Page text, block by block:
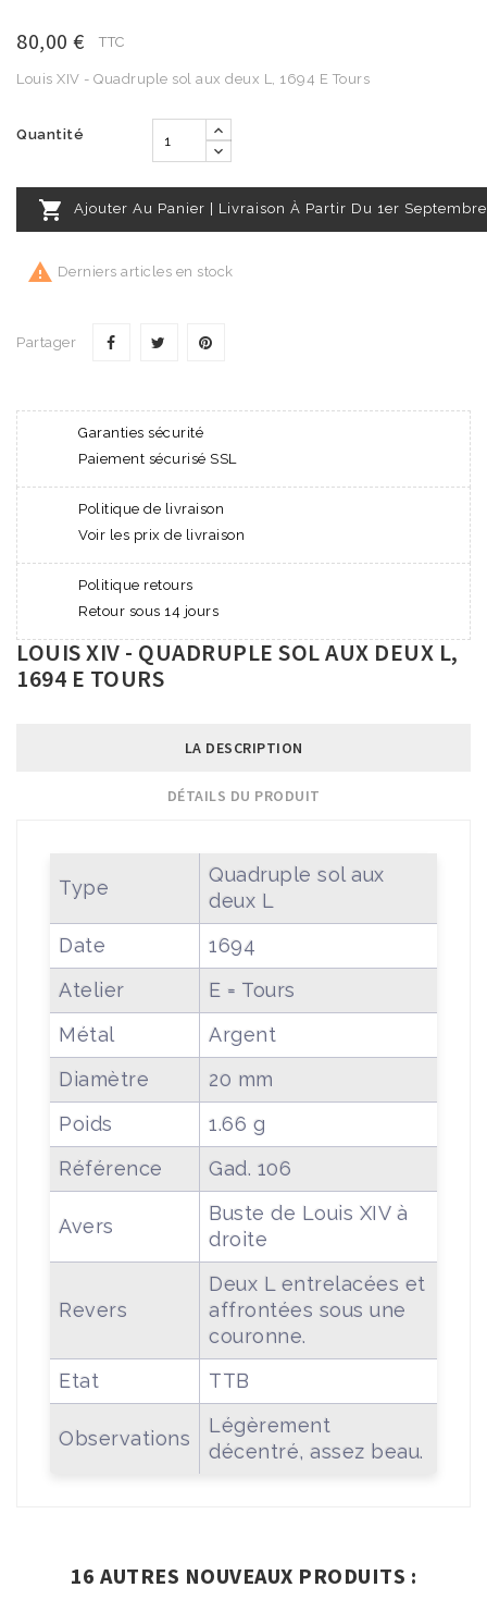
80,00 € TTC
Louis XIV - Quadruple sol aux deux L, 1694 E Tours
Quantité
 Ajouter Au Panier | Livraison À Partir Du 1er Septembre
 Derniers articles en stock
Partager
Garanties sécurité
Paiement sécurisé SSL
Politique de livraison
Voir les prix de livraison
Politique retours
Retour sous 14 jours
LOUIS XIV - QUADRUPLE SOL AUX DEUX L,
1694 E TOURS
LA DESCRIPTION
DÉTAILS DU PRODUIT
Type
Quadruple sol aux
deux L
Date
1694
Atelier
E = Tours
Métal
Argent
Diamètre
20 mm
Poids
1.66 g
Référence
Gad. 106
Avers
Buste de Louis XIV à
droite
Revers
Deux L entrelacées et
affrontées sous une
couronne.
Etat
TTB
Observations
Légèrement
décentré, assez beau.
16 AUTRES NOUVEAUX PRODUITS :